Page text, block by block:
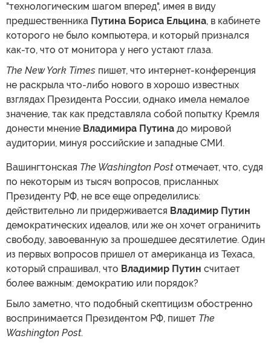
"технологическим шагом вперед", имея в виду
предшественника Путина Бориса Ельцина, в кабинете
которого не было компьютера, и который признался
как-то, что от монитора у него устают глаза.
The New York Times пишет, что интернет-конференция
не раскрыла что-либо нового в хорошо известных
взглядах Президента России, однако имела немалое
значение, так как представляла собой попытку Кремля
донести мнение Владимира Путина до мировой
аудитории, минуя российские и западные СМИ.
Вашингтонская The Washington Postотмечает, что, судя
по некоторым из тысяч вопросов, присланных
Президенту РФ, не все еще определились:
действительно ли придерживается Владимир Путин
демократических идеалов, или же он хочет ограничить
свободу, завоеванную за прошедшее десятилетие. Один
из первых вопросов пришел от американца из Техаса,
который спрашивал, что Владимир Путин считает
более важным: демократию или порядок?
Было заметно, что подобный скептицизм обостренно
воспринимается Президентом РФ, пишет The
Washington Post.